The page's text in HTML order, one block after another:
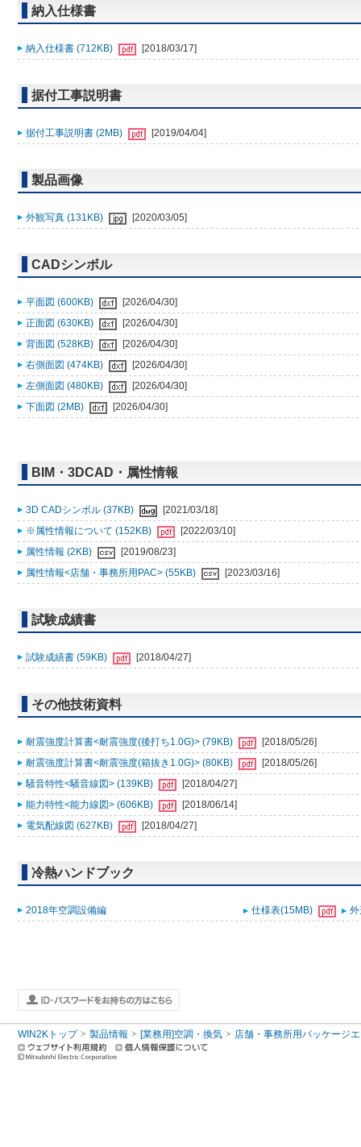
納入仕様書
納入仕様書 (712KB) [2018/03/17]
据付工事説明書
据付工事説明書 (2MB) [2019/04/04]
製品画像
外観写真 (131KB) [2020/03/05]
CADシンボル
平面図 (600KB)
[2026/04/30]
正面図 (630KB)
[2026/04/30]
背面図 (528KB)
[2026/04/30]
右側面図 (474KB)
[2026/04/30]
左側面図 (480KB)
[2026/04/30]
下面図 (2MB)
[2026/04/30]
BIM・3DCAD・属性情報
3D CADシンボル (37KB)
[2021/03/18]
※属性情報について (152KB)
[2022/03/10]
属性情報 (2KB)
[2019/08/23]
属性情報<店舗・事務所用PAC> (55KB)
[2023/03/16]
試験成績書
試験成績書 (59KB) [2018/04/27]
その他技術資料
耐震強度計算書<耐震強度(後打ち1.0G)> (79KB)
[2018/05/26]
耐震強度計算書<耐震強度(箱抜き1.0G)> (80KB)
[2018/05/26]
騒音特性<騒音線図> (139KB)
[2018/04/27]
能力特性<能力線図> (606KB)
[2018/06/14]
電気配線図 (627KB)
[2018/04/27]
冷熱ハンドブック
2018年空調設備編 仕様表(15MB)
WIN2Kトップ 製品情報 [業務用]空調・換気 店舗・事務所用パッケージ